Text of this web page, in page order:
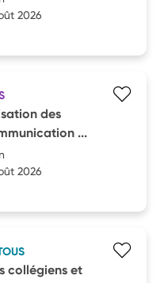
2026
des
...
2026
collégiens et